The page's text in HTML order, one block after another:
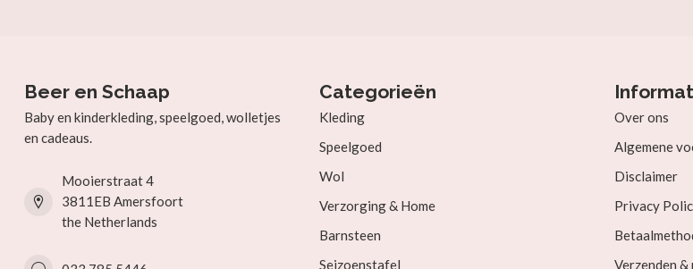
Beer en Schaap
Baby en kinderkleding, speelgoed, wolletjes
en cadeaus.
Mooierstraat 4
3811EB Amersfoort
the Netherlands
Categorieën
Kleding
Speelgoed
Wol
Verzorging & Home
Barnsteen
Seizoenstafel
Over ons
Algemene
Disclaimer
Privacy
Verzenden